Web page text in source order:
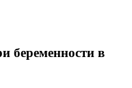
беременности в